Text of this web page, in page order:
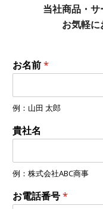
当社商品・サ
お気軽に
お名前*
例：山田 太郎
貴社名
例：株式会社ABC商事
お電話番号*